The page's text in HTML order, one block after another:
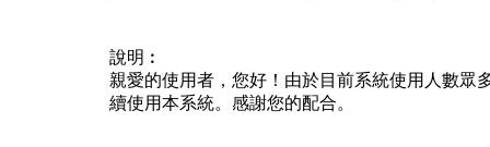
說明︰
親愛的使用者，您好！由於目前系統使用人數眾
續使用本系統。感謝您的配合。